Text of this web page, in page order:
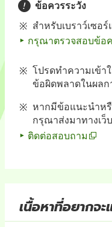
ข้อควรระวัง
สำหรับเบราว์เซอ
กรุณาตรวจสอบข้อค
โปรดทำความเข้า
ข้อผิดพลาดในผลก
หากมีข้อแนะนำห
กรุณาส่งมาทางเว็
ติดต่อสอบถาม
เนื้อหาที่อยากจ